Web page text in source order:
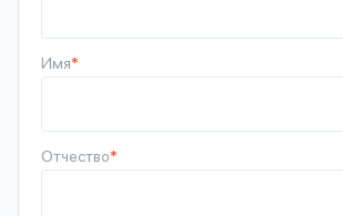
Имя*
Отчество*